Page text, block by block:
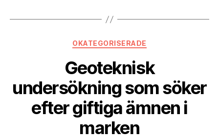
Kategorier
OKATEGORISERADE
Geoteknisk
undersökning som söker
efter giftiga ämnen i
marken